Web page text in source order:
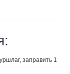
заправить 1